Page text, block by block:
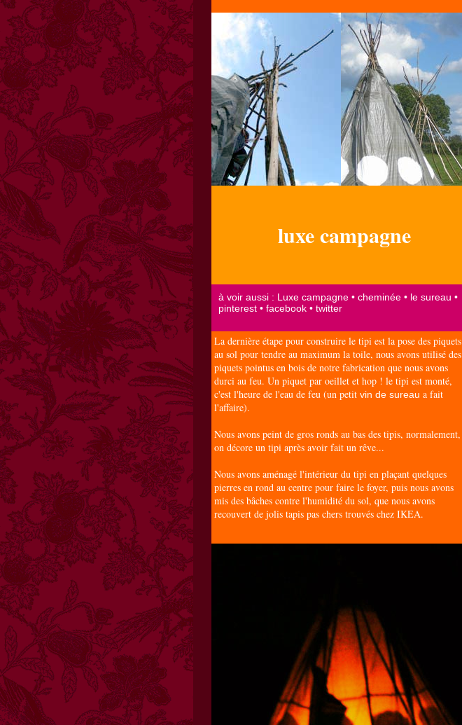
luxe campagne
La dernière étape pour construire le tipi est la pose des piquets
au sol pour tendre au maximum la toile, nous avons utilisé des
piquets pointus en bois de notre fabrication que nous avons
durci au feu. Un piquet par oeillet et hop ! le tipi est monté,
c'est l'heure de l'eau de feu (un petit vin de sureau a fait
l'affaire).
Nous avons peint de gros ronds au bas des tipis, normalement,
on décore un tipi après avoir fait un rêve...
Nous avons aménagé l'intérieur du tipi en plaçant quelques
pierres en rond au centre pour faire le foyer, puis nous avons
mis des bâches contre l'humidité du sol, que nous avons
recouvert de jolis tapis pas chers trouvés chez IKEA.